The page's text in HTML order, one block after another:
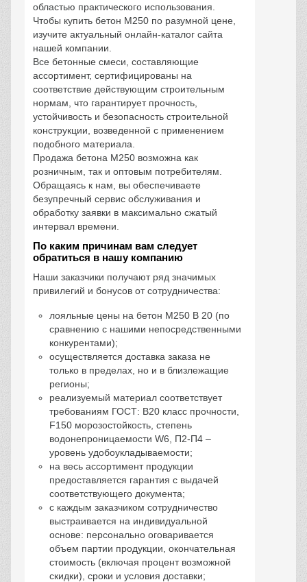
областью практического использования.
Чтобы купить бетон М250 по разумной цене,
изучите актуальный онлайн-каталог сайта
нашей компании.
Все бетонные смеси, составляющие
ассортимент, сертифицированы на
соответствие действующим строительным
нормам, что гарантирует прочность,
устойчивость и безопасность строительной
конструкции, возведенной с применением
подобного материала.
Продажа бетона М250 возможна как
розничным, так и оптовым потребителям.
Обращаясь к нам, вы обеспечиваете
безупречный сервис обслуживания и
обработку заявки в максимально сжатый
интервал времени.
По каким причинам вам следует
обратиться в нашу компанию
Наши заказчики получают ряд значимых
привилегий и бонусов от сотрудничества:
лояльные цены на бетон М250 В 20 (по
сравнению с нашими непосредственными
конкурентами);
осуществляется доставка заказа не
только в пределах, но и в близлежащие
регионы;
реализуемый материал соответствует
требованиям ГОСТ: В20 класс прочности,
F150 морозостойкость, степень
водонепроницаемости W6, П2-П4 –
уровень удобоукладываемости;
на весь ассортимент продукции
предоставляется гарантия с выдачей
соответствующего документа;
с каждым заказчиком сотрудничество
выстраивается на индивидуальной
основе: персонально оговаривается
объем партии продукции, окончательная
стоимость (включая процент возможной
скидки), сроки и условия доставки;